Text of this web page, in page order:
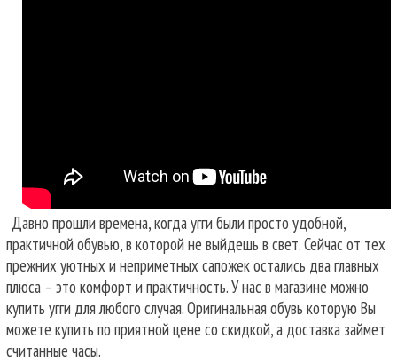
Давно прошли времена, когда угги были просто удобной,
практичной обувью, в которой не выйдешь в свет. Сейчас от тех
прежних уютных и неприметных сапожек остались два главных
плюса – это комфорт и практичность. У нас в магазине можно
купить угги для любого случая.Оригинальная обувь которую Вы
можете купить по приятной цене со скидкой, а доставка займет
считанные часы.